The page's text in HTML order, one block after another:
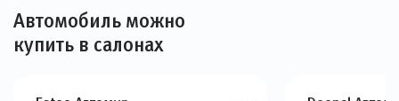
Автомобиль можно
купить в салонах